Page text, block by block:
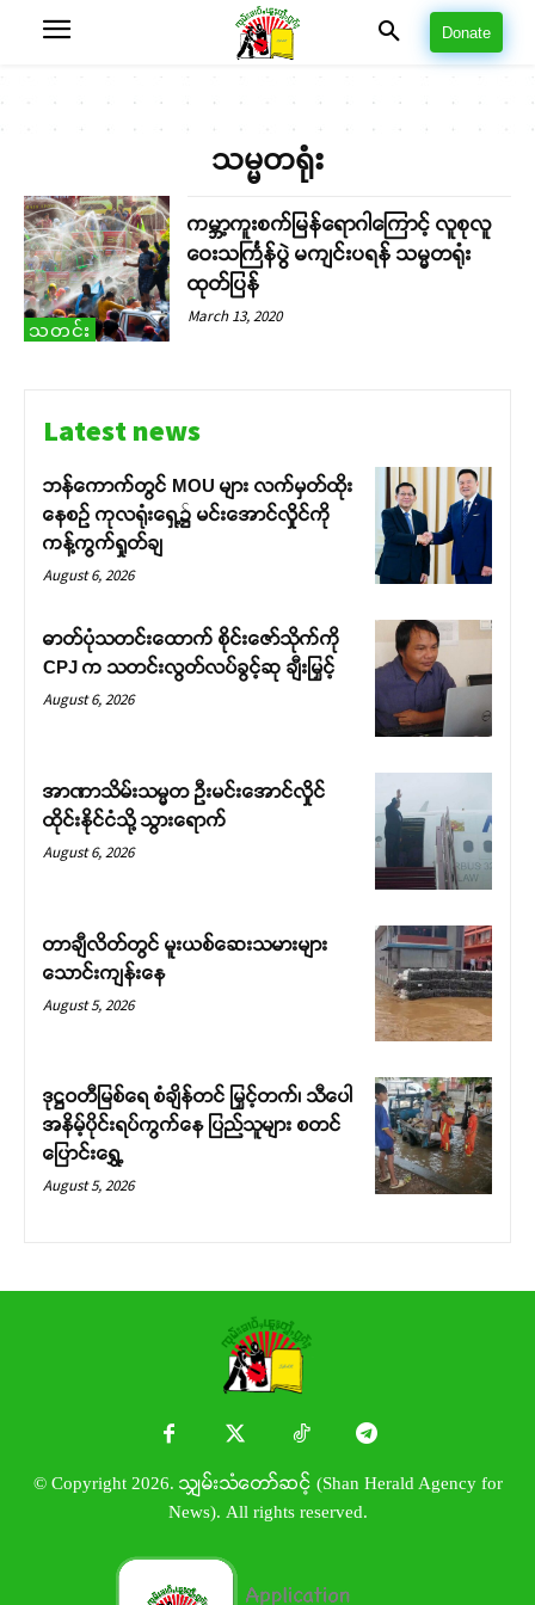
Donate
သမ္မတရုံး
သတင်း
ကမ္ဘာ့ကူးစက်မြန်ရောဂါကြောင့် လူစုလူ
ဝေးသင်္ကြန်ပွဲ မကျင်းပရန် သမ္မတရုံး
ထုတ်ပြန်
March 13, 2020
Latest news
ဘန်ကောက်တွင် MOU များ လက်မှတ်ထိုး
နေစဉ် ကုလရုံးရှေ့၌ မင်းအောင်လှိုင်ကို
ကန့်ကွက်ရှုတ်ချ
August 6, 2026
ဓာတ်ပုံသတင်းထောက် စိုင်းဇော်သိုက်ကို
CPJ က သတင်းလွတ်လပ်ခွင့်ဆု ချီးမြှင့်
August 6, 2026
အာဏာသိမ်းသမ္မတ ဦးမင်းအောင်လှိုင်
ထိုင်းနိုင်ငံသို့ သွားရောက်
August 6, 2026
တာချီလိတ်တွင် မူးယစ်ဆေးသမားများ
သောင်းကျန်းနေ
August 5, 2026
ဒုဋ္ဌဝတီမြစ်ရေ စံချိန်တင် မြှင့်တက်၊ သီပေါ
အနိမ့်ပိုင်းရပ်ကွက်နေ ပြည်သူများ စတင်
ပြောင်းရွှေ့
August 5, 2026
© Copyright 2026. သျှမ်းသံတော်ဆင့် (Shan Herald Agency for
News). All rights reserved.